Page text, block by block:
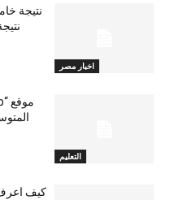
اخبار مصر
التعليم
كيف اعرف